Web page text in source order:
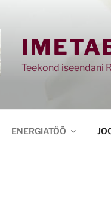
Teekond iseendani
ENERGIATÖÖ